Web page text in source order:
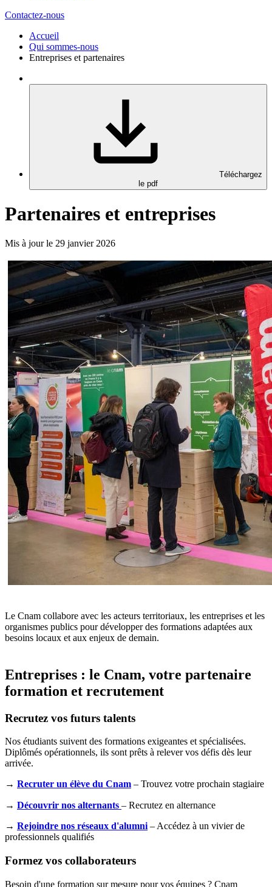
Contactez-nous
Accueil
Qui sommes-nous
Entreprises et partenaires
Téléchargez
le pdf
Partenaires et entreprises
Mis à jour le 29 janvier 2026
Le Cnam collabore avec les acteurs territoriaux, les entreprises et les
organismes publics pour développer des formations adaptées aux
besoins locaux et aux enjeux de demain.
Entreprises : le Cnam, votre partenaire
formation et recrutement
Recrutez vos futurs talents
Nos étudiants suivent des formations exigeantes et spécialisées.
Diplômés opérationnels, ils sont prêts à relever vos défis dès leur
arrivée.
→ Recruter un élève du Cnam – Trouvez votre prochain stagiaire
→ Découvrir nos alternants – Recrutez en alternance
→ Rejoindre nos réseaux d'alumni – Accédez à un vivier de
professionnels qualifiés
Formez vos collaborateurs
Besoin d'une formation sur mesure pour vos équipes ? Cnam